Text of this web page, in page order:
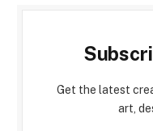
Get the latest
art,